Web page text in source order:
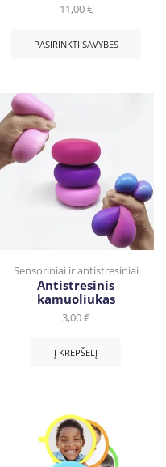
11,00€
PASIRINKTI SAVYBES
Sensoriniai ir antistresiniai
Antistresinis
kamuoliukas
3,00€
Į KREPŠELĮ